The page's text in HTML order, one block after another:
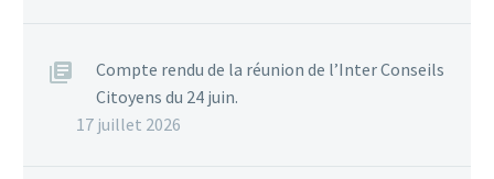
Compte rendu de la réunion de l’Inter Conseils
Citoyens du 24 juin.
17 juillet 2026